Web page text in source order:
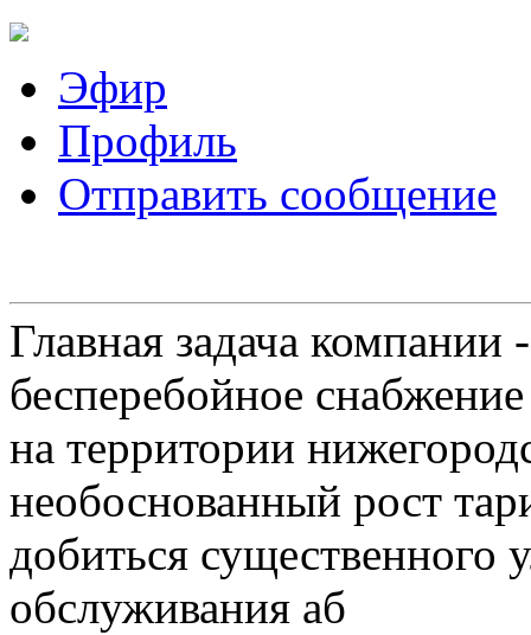
Эфир
Профиль
Отправить сообщение
Главная задача
бесперебойное
на территории
необоснованный рост
добиться существенного
обслуживания аб